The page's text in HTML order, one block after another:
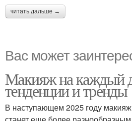
читать дальше →
Вас может
Макияж на каждый
тенденции и тренды
В наступающем 2025 году